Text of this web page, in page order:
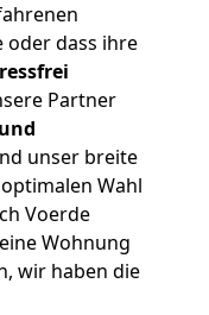
oder dass ihre
Partner
unser breite
Wahl
Voerde
Wohnung
wir haben die